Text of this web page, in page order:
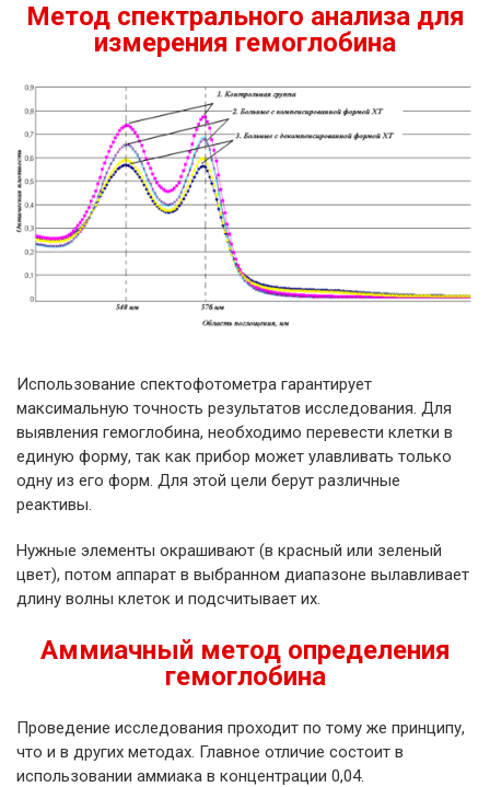
Метод спектрального анализа для
измерения гемоглобина
Использование спектофотометра гарантирует
максимальную точность результатов исследования. Для
выявления гемоглобина, необходимо перевести клетки в
единую форму, так как прибор может улавливать только
одну из его форм. Для этой цели берут различные
реактивы.
Нужные элементы окрашивают (в красный или зеленый
цвет), потом аппарат в выбранном диапазоне вылавливает
длину волны клеток и подсчитывает их.
Аммиачный метод определения
гемоглобина
Проведение исследования проходит по тому же принципу,
что и в других методах. Главное отличие состоит в
использовании аммиака в концентрации 0,04.